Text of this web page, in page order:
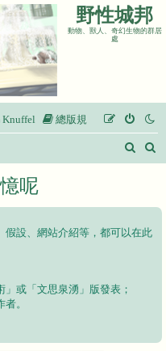
野性城邦
動物、獸人、奇幻生物的群居
處
Knuffel 總版規
搜
呢
假設、網站介紹等，都可以在此
或「文思泉湧」版發表；
。